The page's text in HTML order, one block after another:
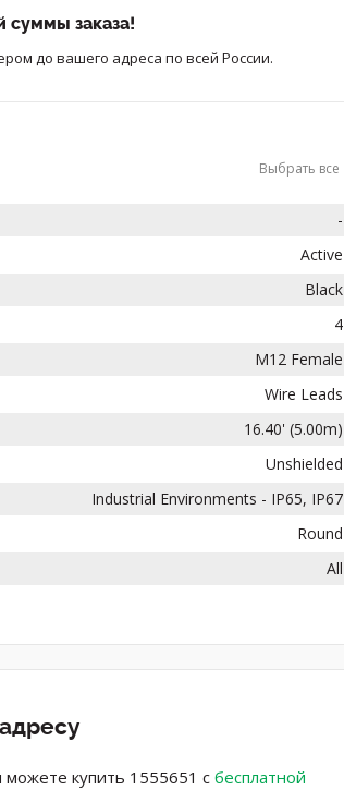
суммы заказа!
до вашего адреса по всей России.
Выбрать все
-
Active
Black
4
M12 Female
Wire Leads
16.40' (5.00m)
Unshielded
Industrial Environments - IP65, IP67
Round
All
купить 1555651 с бесплатной